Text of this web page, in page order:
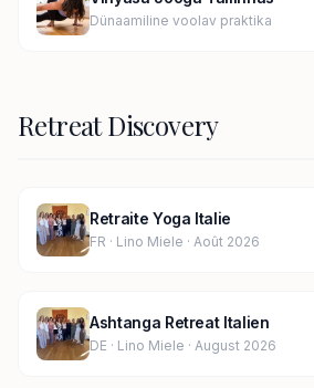
Dünaamiline voolav praktika
Retreat Discovery
Retraite Yoga Italie
FR · Lino Miele · Août 2026
Ashtanga Retreat Italien
DE · Lino Miele · August 2026